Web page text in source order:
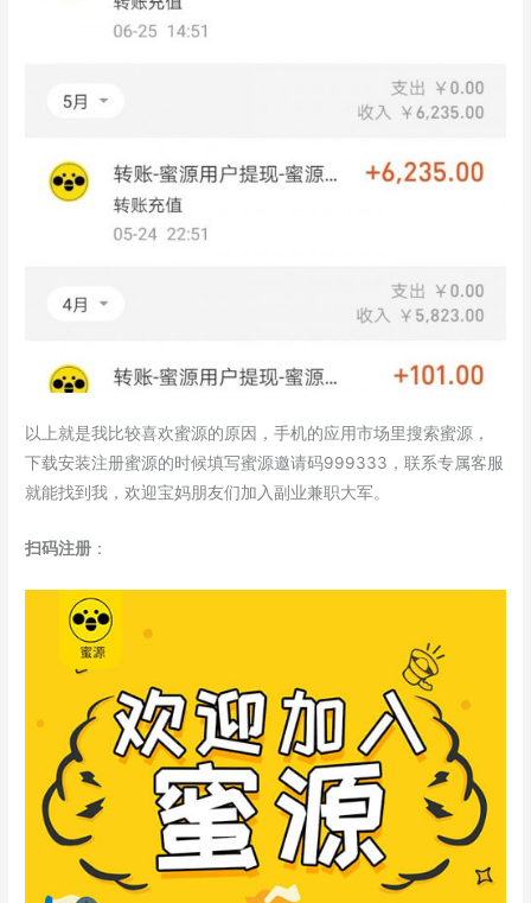
以上就是我比较喜欢蜜源的原因，手机的应用市场里搜索蜜源，
下载安装注册蜜源的时候填写蜜源邀请码999333，联系专属客服
就能找到我，欢迎宝妈朋友们加入副业兼职大军。
扫码注册 ：